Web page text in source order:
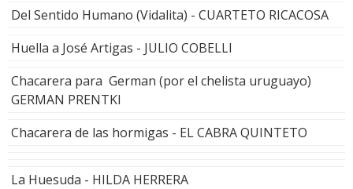
Del Sentido Humano (Vidalita) - CUARTETO RICACOSA
Huella a José Artigas - JULIO COBELLI
Chacarera para German (por el chelista uruguayo)
GERMAN PRENTKI
Chacarera de las hormigas - EL CABRA QUINTETO
La Huesuda - HILDA HERRERA